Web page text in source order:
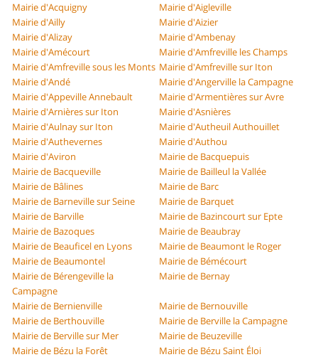
Mairie d'Acquigny
Mairie d'Aigleville
Mairie d'Ailly
Mairie d'Aizier
Mairie d'Alizay
Mairie d'Ambenay
Mairie d'Amécourt
Mairie d'Amfreville les Champs
Mairie d'Amfreville sous les Monts Mairie d'Amfreville sur Iton
Mairie d'Andé
Mairie d'Angerville la Campagne
Mairie d'Appeville Annebault
Mairie d'Armentières sur Avre
Mairie d'Arnières sur Iton
Mairie d'Asnières
Mairie d'Aulnay sur Iton
Mairie d'Autheuil Authouillet
Mairie d'Authevernes
Mairie d'Authou
Mairie d'Aviron
Mairie de Bacquepuis
Mairie de Bacqueville
Mairie de Bailleul la Vallée
Mairie de Bâlines
Mairie de Barc
Mairie de Barneville sur Seine
Mairie de Barquet
Mairie de Barville
Mairie de Bazincourt sur Epte
Mairie de Bazoques
Mairie de Beaubray
Mairie de Beauficel en Lyons
Mairie de Beaumont le Roger
Mairie de Beaumontel
Mairie de Bémécourt
Mairie de Bérengeville la
Campagne
Mairie de Bernay
Mairie de Bernienville
Mairie de Bernouville
Mairie de Berthouville
Mairie de Berville la Campagne
Mairie de Berville sur Mer
Mairie de Beuzeville
Mairie de Bézu la Forêt
Mairie de Bézu Saint Éloi